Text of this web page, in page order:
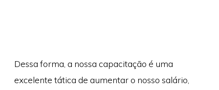
Dessa forma, a nossa capacitação é uma
excelente tática de aumentar o nosso salário,